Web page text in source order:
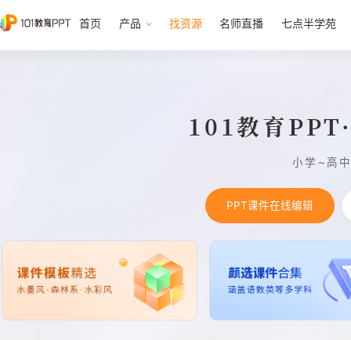
首页 产品 找资源 名师直播 七点半学苑
101教育
小学~高
PPT课件在线编辑